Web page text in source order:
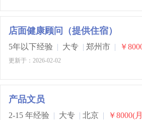
店面健康顾问（提供住宿）
5年以下经验 | 大专 | 郑州市 | ￥
更新于：2026-02-02
产品文员
2-15 年经验 | 大专 | 北京 | ￥8000(